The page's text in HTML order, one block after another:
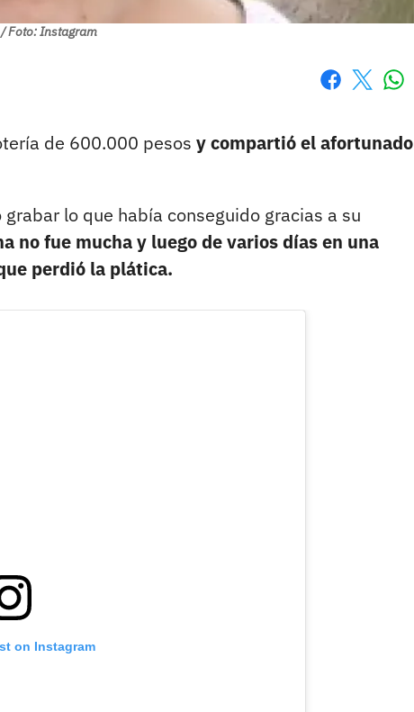
/ Foto: Instagram
de 600.000 pesos y compartió el afortunado
lo que había conseguido gracias a su
no fue mucha y luego de varios días en una
perdió la plática.
on Instagram